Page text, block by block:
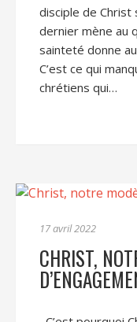
disciple de Christ
dernier mène au
sainteté donne
C’est ce qui
chrétiens qui…
17 avril 2022
CHRIST,